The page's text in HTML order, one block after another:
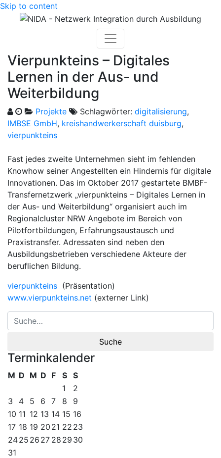
Skip to content
Vierpunkteins – Digitales
Lernen in der Aus- und
Weiterbildung
Projekte Schlagwörter: digitalisierung,
IMBSE GmbH, kreishandwerkerschaft duisburg,
vierpunkteins
Fast jedes zweite Unternehmen sieht im fehlenden
Knowhow seiner Angestellten ein Hindernis für digitale
Innovationen. Das im Oktober 2017 gestartete BMBF-
Transfernetzwerk „vierpunkteins – Digitales Lernen in
der Aus- und Weiterbildung“ organisiert auch im
Regionalcluster NRW Angebote im Bereich von
Pilotfortbildungen, Erfahrungsaustausch und
Praxistransfer. Adressaten sind neben den
Ausbildungsbetrieben verschiedene Akteure der
beruflichen Bildung.
vierpunkteins (Präsentation)
www.vierpunkteins.net (externer Link)
Terminkalender
M D M D F S S
1
2
3
4 5 6 7 8
9
10 11 12 13 14 15 16
17 18 19 20 21 22 23
2425 26 27 28 29 30
31